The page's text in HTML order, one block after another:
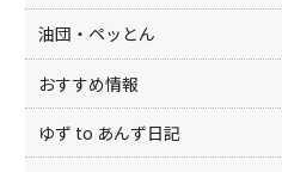
油団・ペッとん
おすすめ情報
ゆず to あんず日記